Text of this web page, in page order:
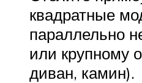
квадратные
параллельно
или крупному
диван, камин).